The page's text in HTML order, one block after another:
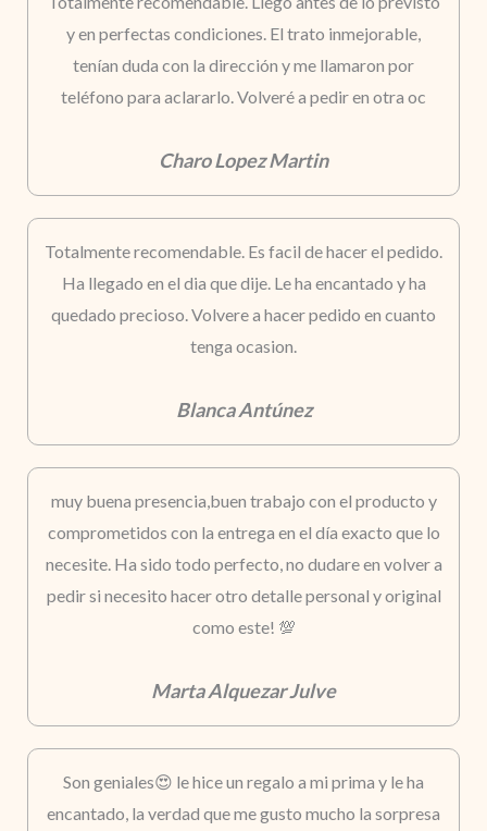
y en perfectas condiciones. El trato inmejorable,
tenían duda con la dirección y me llamaron por
teléfono para aclararlo. Volveré a pedir en otra oc
Charo Lopez Martin
Totalmente recomendable. Es facil de hacer el pedido.
Ha llegado en el dia que dije. Le ha encantado y ha
quedado precioso. Volvere a hacer pedido en cuanto
tenga ocasion.
Blanca Antúnez
muy buena presencia,buen trabajo con el producto y
comprometidos con la entrega en el día exacto que lo
necesite. Ha sido todo perfecto, no dudare en volver a
pedir si necesito hacer otro detalle personal y original
como este! 💯
Marta Alquezar Julve
Son geniales😍 le hice un regalo a mi prima y le ha
encantado, la verdad que me gusto mucho la sorpresa